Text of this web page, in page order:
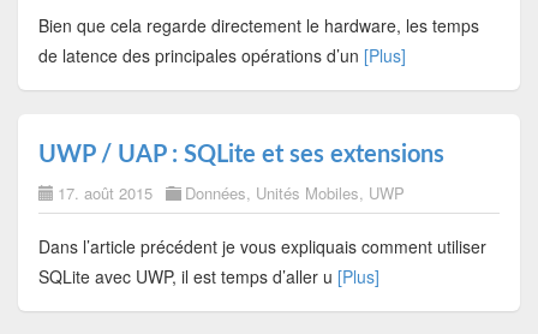
Bien que cela regarde directement le hardware, les temps
de latence des principales opérations d’un [Plus]
UWP / UAP : SQLite et ses extensions
17. août 2015 Données, Unités Mobiles, UWP
Dans l’article précédent je vous expliquais comment utiliser
SQLite avec UWP, il est temps d’aller u [Plus]